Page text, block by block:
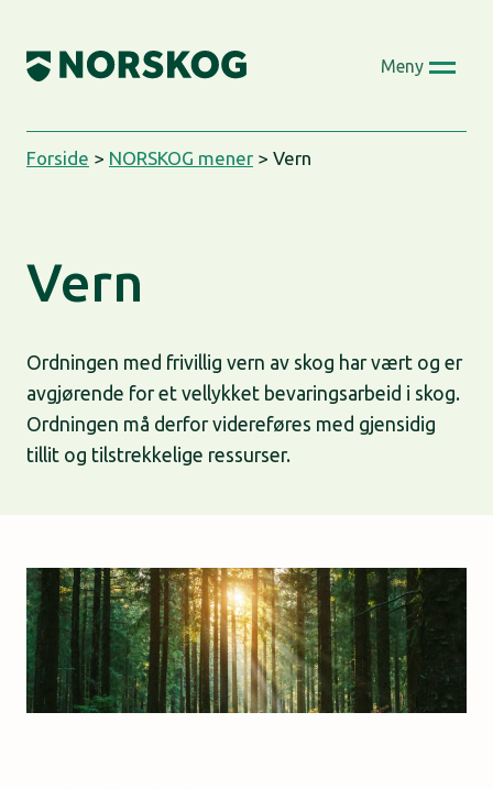
content
Meny
Forside > NORSKOG mener > Vern
Vern
Ordningen med frivillig vern av skog har vært og er
avgjørende for et vellykket bevaringsarbeid i skog.
Ordningen må derfor videreføres med gjensidig
tillit og tilstrekkelige ressurser.